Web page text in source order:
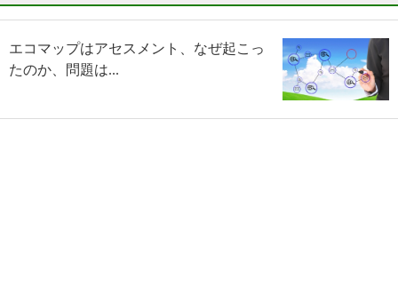
エコマップはアセスメント、なぜ起こっ
たのか、問題は...